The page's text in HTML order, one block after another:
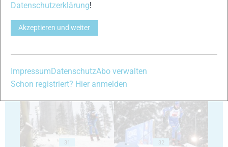
29
31 32
Datenschutzerklärung!
Akzeptieren und weiter
ImpressumDatenschutzAbo verwalten
Schon registriert? Hier anmelden